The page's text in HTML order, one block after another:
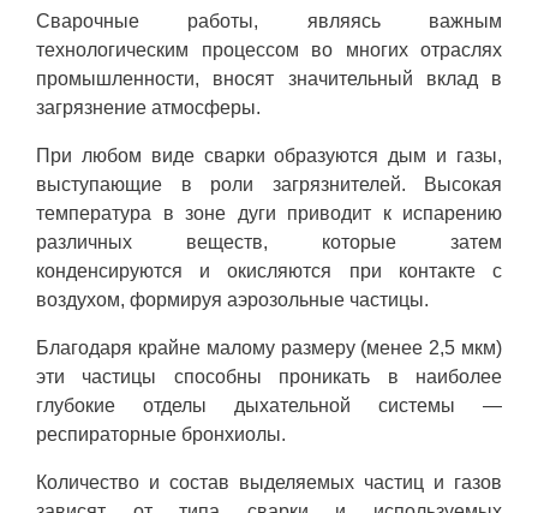
Сварочные работы, являясь важным
технологическим процессом во многих отраслях
промышленности, вносят значительный вклад в
загрязнение атмосферы.
При любом виде сварки образуются дым и газы,
выступающие в роли загрязнителей. Высокая
температура в зоне дуги приводит к испарению
различных веществ, которые затем
конденсируются и окисляются при контакте с
воздухом, формируя аэрозольные частицы.
Благодаря крайне малому размеру (менее 2,5 мкм)
эти частицы способны проникать в наиболее
глубокие отделы дыхательной системы —
респираторные бронхиолы.
Количество и состав выделяемых частиц и газов